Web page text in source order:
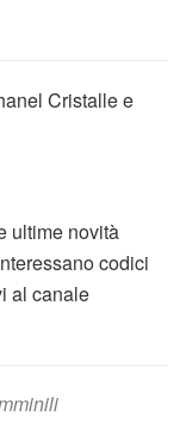
Cristalle e
ultime novità
codici
al canale